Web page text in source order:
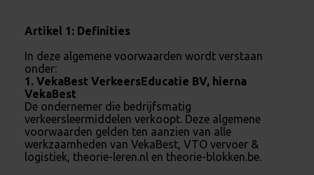
Artikel 1: Definities
In deze algemene voorwaarden wordt verstaan
onder:
1. VekaBest VerkeersEducatie BV, hierna
VekaBest
De ondernemer die bedrijfsmatig
verkeersleermiddelen verkoopt. Deze algemene
voorwaarden gelden ten aanzien van alle
werkzaamheden van VekaBest, VTO vervoer &
logistiek, theorie-leren.nl en theorie-blokken.be.